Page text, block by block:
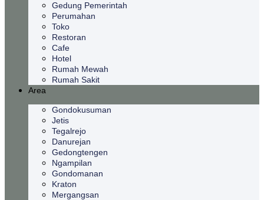
Gedung Pemerintah
Perumahan
Toko
Restoran
Cafe
Hotel
Rumah Mewah
Rumah Sakit
Area
Gondokusuman
Jetis
Tegalrejo
Danurejan
Gedongtengen
Ngampilan
Gondomanan
Kraton
Mergangsan